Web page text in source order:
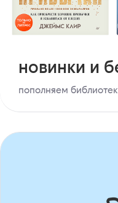
новинки и
пополняем